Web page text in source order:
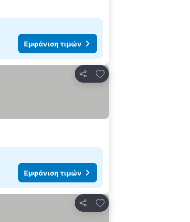
Εμφάνιση τιμών
Κοινοποίηση
Προσθήκη στα αγαπημένα
Εμφάνιση τιμών
Κοινοποίηση
Προσθήκη στα αγαπημένα